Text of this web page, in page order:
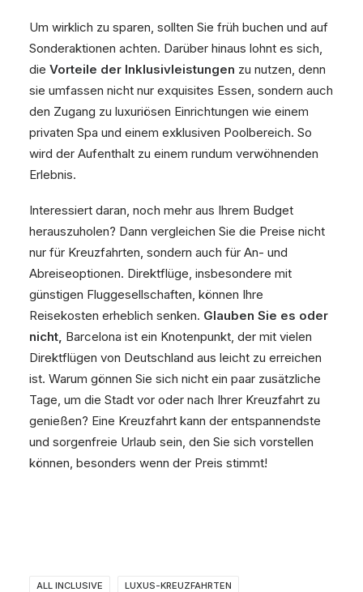
Um wirklich zu sparen, sollten Sie früh buchen und auf
Sonderaktionen achten. Darüber hinaus lohnt es sich,
die Vorteile der Inklusivleistungen zu nutzen, denn
sie umfassen nicht nur exquisites Essen, sondern auch
den Zugang zu luxuriösen Einrichtungen wie einem
privaten Spa und einem exklusiven Poolbereich. So
wird der Aufenthalt zu einem rundum verwöhnenden
Erlebnis.
Interessiert daran, noch mehr aus Ihrem Budget
herauszuholen? Dann vergleichen Sie die Preise nicht
nur für Kreuzfahrten, sondern auch für An- und
Abreiseoptionen. Direktflüge, insbesondere mit
günstigen Fluggesellschaften, können Ihre
Reisekosten erheblich senken. Glauben Sie es oder
nicht, Barcelona ist ein Knotenpunkt, der mit vielen
Direktflügen von Deutschland aus leicht zu erreichen
ist. Warum gönnen Sie sich nicht ein paar zusätzliche
Tage, um die Stadt vor oder nach Ihrer Kreuzfahrt zu
genießen? Eine Kreuzfahrt kann der entspannendste
und sorgenfreie Urlaub sein, den Sie sich vorstellen
können, besonders wenn der Preis stimmt!
ALL INCLUSIVE LUXUS-KREUZFAHRTEN